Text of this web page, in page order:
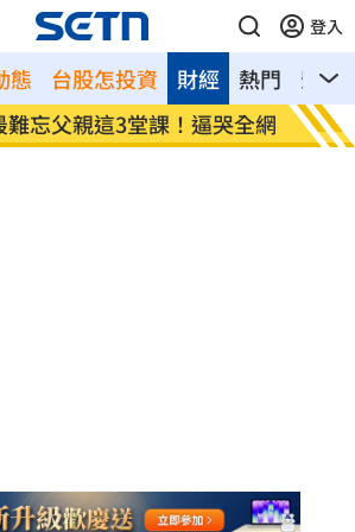
登入
態 台股怎投資 熱門 影音
財經
忘父親這3堂課！逼哭全網
慈濟
了